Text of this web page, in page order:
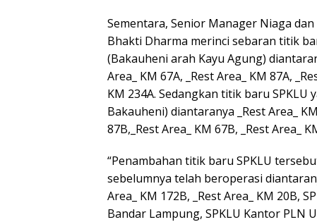
Sementara, Senior Manager Niaga
Bhakti Dharma merinci sebaran titik
(Bakauheni arah Kayu Agung)
Area_ KM 67A, _Rest Area_ KM 87A,
KM 234A. Sedangkan titik baru
Bakauheni) diantaranya _Rest Area_
87B,_Rest Area_ KM 67B, _Rest Area_
“Penambahan titik baru SPKLU
sebelumnya telah beroperasi
Area_ KM 172B, _Rest Area_ KM 20B,
Bandar Lampung, SPKLU Kantor PLN